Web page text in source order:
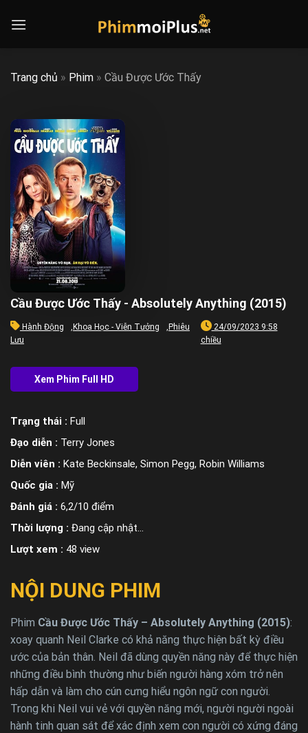
Trang chủ » Phim » Cầu Được Ước Thấy
Cầu Được Ước Thấy - Absolutely Anything (2015)
Hành Động , Khoa Học - Viễn Tưởng , Phiêu
Lưu
24/09/2023 9:58
chiều
Trạng thái : Full
Đạo diễn : Terry Jones
Diễn viên : Kate Beckinsale, Simon Pegg, Robin Williams
Quốc gia : Mỹ
Đánh giá : 6,2/10 điểm
Thời lượng : Đang cập nhật…
Lượt xem : 48 view
NỘI DUNG PHIM
Phim Cầu Được Ước Thấy – Absolutely Anything (2015):
xoay quanh Neil Clarke có khả năng thực hiện bất kỳ điều
ước của bản thân. Neil đã dùng quyền năng này để thực hiện
những điều bình thường như biến người hàng xóm trở nên
hấp dẫn và làm cho cún cưng hiểu ngôn ngữ con người.
Trong khi Neil vui vẻ với quyền năng mới, người người ngoài
hành tinh quan sát để xác định xem con người có xứng đáng